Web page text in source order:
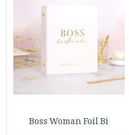
Boss Woman Foil Bi